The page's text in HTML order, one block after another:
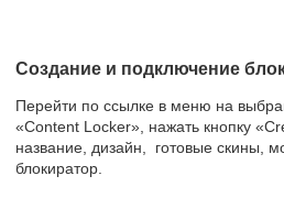
Создание и подключение
Перейти по ссылке в меню на
«Content Locker», нажать кнопку
название, дизайн, готовые скины,
блокиратор.